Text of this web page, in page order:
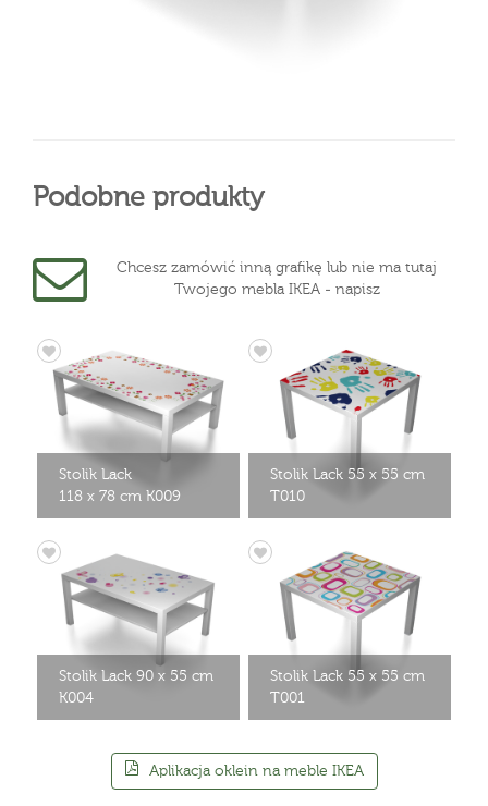
Podobne produkty
Chcesz zamówić inną grafikę lub nie ma tutaj
Twojego mebla IKEA - napisz
Stolik Lack
118 x 78 cm K009
Stolik Lack 55 x 55 cm
T010
Stolik Lack 90 x 55 cm
K004
Stolik Lack 55 x 55 cm
T001
Aplikacja oklein na meble IKEA